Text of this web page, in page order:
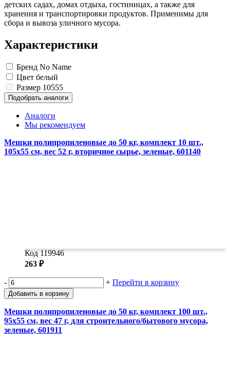
Замки прочие
Ящики для инструментов
Пленки солнцезащитные для окон
детских садах, домах отдыха, гостиницах, а также для
хранения и транспортировки продуктов. Применимы для
сбора и вывоза уличного мусора.
Характеристики
Бренд No Name
Цвет белый
Размер 10555
Подобрать аналоги
Аналоги
Мы рекомендуем
Мешки полипропиленовые до 50 кг, комплект 10 шт.,
105х55 см, вес 52 г, вторичное сырье, зеленые, 601140
Код 119946
263 ₽
- + Перейти в корзину
Добавить в корзину
Мешки полипропиленовые до 50 кг, комплект 100 шт.,
95х55 см, вес 47 г, для строительного/бытового мусора,
зеленые, 601911